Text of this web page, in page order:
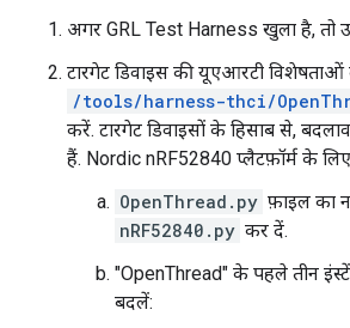
अगर GRL Test Harness खुला है, तो
टारगेट डिवाइस की यूएआरटी
/tools/harness-thci/
करें. टारगेट डिवाइसों के हिसाब से,
हैं. Nordic nRF52840 प्लैटफ़ॉर्म के
OpenThread.py फ़ाइल का
nRF52840.py कर दें.
"OpenThread" के पहले तीन
बदलें: